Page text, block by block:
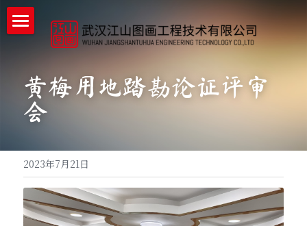
首页
企业详情
企业实力
新闻中心
黄梅用地踏勘论证评审
会
2023年7月21日